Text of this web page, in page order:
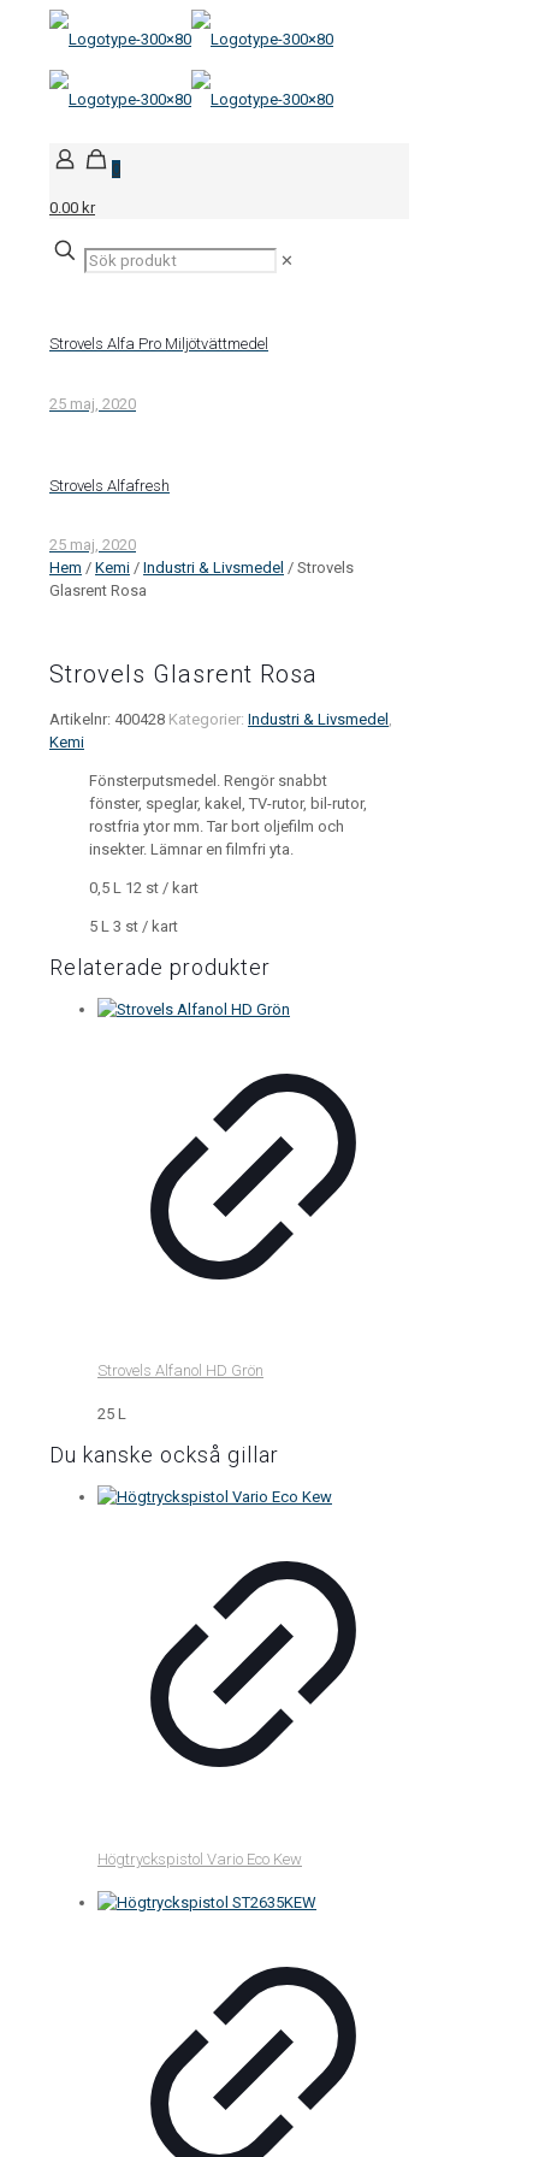
0
0.00 kr
✕
Strovels Alfa Pro Miljötvättmedel
25 maj, 2020
Strovels Alfafresh
25 maj, 2020
Hem / Kemi / Industri & Livsmedel / Strovels
Glasrent Rosa
Strovels Glasrent Rosa
Artikelnr: 400428 Kategorier: Industri & Livsmedel
Kemi
Fönsterputsmedel. Rengör snabbt
fönster, speglar, kakel, TV-rutor, bil-rutor,
rostfria ytor mm. Tar bort oljefilm och
insekter. Lämnar en filmfri yta.
0,5 L 12 st / kart
5 L 3 st / kart
Relaterade produkter
Strovels Alfanol HD Grön
25 L
Du kanske också gillar
Högtryckspistol Vario Eco Kew